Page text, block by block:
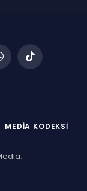
TikTok
MEDIA KODEKSI
.